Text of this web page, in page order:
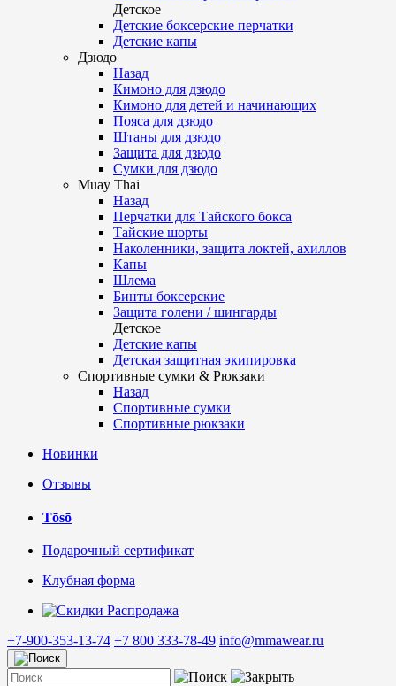
Детское
Детские боксерские перчатки
Детские капы
Дзюдо
Назад
Кимоно для дзюдо
Кимоно для детей и начинающих
Пояса для дзюдо
Штаны для дзюдо
Защита для дзюдо
Сумки для дзюдо
Muay Thai
Назад
Перчатки для Тайского бокса
Тайские шорты
Наколенники, защита локтей, ахиллов
Капы
Шлема
Бинты боксерские
Защита голени / шингарды
Детское
Детские капы
Детская защитная экипировка
Спортивные сумки & Рюкзаки
Назад
Спортивные сумки
Спортивные рюкзаки
Новинки
Отзывы
Tōsō
Подарочный сертификат
Клубная форма
Распродажа
+7-900-353-13-74 +7 800 333-78-49 info@mmawear.ru